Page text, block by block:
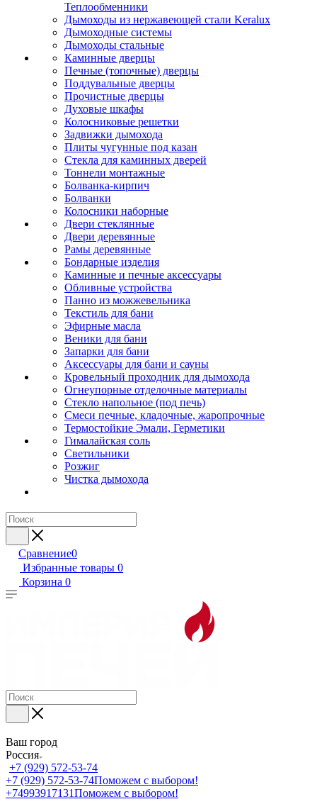
Теплообменники
Дымоходы из нержавеющей стали Keralux
Дымоходные системы
Дымоходы стальные
Каминные дверцы
Печные (топочные) дверцы
Поддувальные дверцы
Прочистные дверцы
Духовые шкафы
Колосниковые решетки
Задвижки дымохода
Плиты чугунные под казан
Стекла для каминных дверей
Тоннели монтажные
Болванка-кирпич
Болванки
Колосники наборные
Двери стеклянные
Двери деревянные
Рамы деревянные
Бондарные изделия
Каминные и печные аксессуары
Обливные устройства
Панно из можжевельника
Текстиль для бани
Эфирные масла
Веники для бани
Запарки для бани
Аксессуары для бани и сауны
Кровельный проходник для дымохода
Огнеупорные отделочные материалы
Стекло напольное (под печь)
Смеси печные, кладочные, жаропрочные
Термостойкие Эмали, Герметики
Гималайская соль
Светильники
Розжиг
Чистка дымохода
Сравнение0
Избранные товары 0
Корзина 0
Ваш город
Россия
+7 (929) 572-53-74
+7 (929) 572-53-74Поможем с выбором!
+74993917131Поможем с выбором!